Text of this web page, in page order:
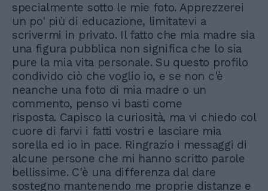
specialmente sotto le mie foto. Apprezzerei
un po' più di educazione, limitatevi a
scrivermi in privato. Il fatto che mia madre sia
una figura pubblica non significa che lo sia
pure la mia vita personale. Su questo profilo
condivido ciò che voglio io, e se non c'è
neanche una foto di mia madre o un
commento, penso vi basti come
risposta. Capisco la curiosità, ma vi chiedo col
cuore di farvi i fatti vostri e lasciare mia
sorella ed io in pace. Ringrazio i messaggi di
alcune persone che mi hanno scritto parole
bellissime. C'è una differenza dal dare
sostegno mantenendo me proprie distanze e